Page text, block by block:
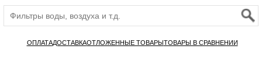
ОПЛАТАДОСТАВКАОТЛОЖЕННЫЕ ТОВАРЫТОВАРЫ В СРАВНЕНИИ